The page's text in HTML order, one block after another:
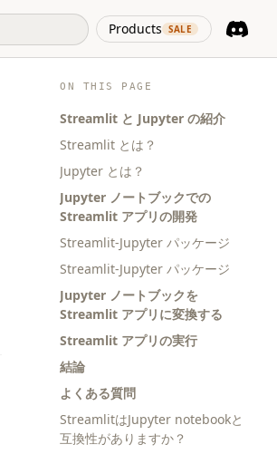
Products SALE
(opens in
ON THIS PAGE
Streamlit と Jupyter の紹介
Streamlit とは？
Jupyter とは？
Jupyter ノートブックでの
Streamlit アプリの開発
Streamlit-Jupyter パッケージ
Streamlit-Jupyter パッケージ
Jupyter ノートブックを
Streamlit アプリに変換する
Streamlit アプリの実行
結論
よくある質問
StreamlitはJupyter notebookと
互換性がありますか？